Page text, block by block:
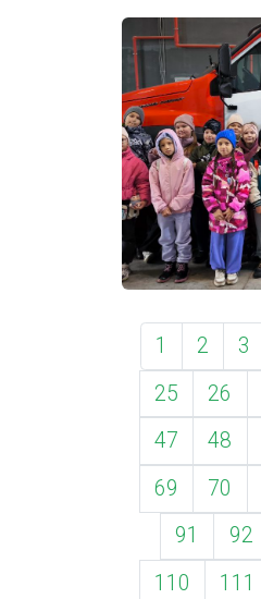
1 2 3
25
26
47
48
69
70
91
92
110
111